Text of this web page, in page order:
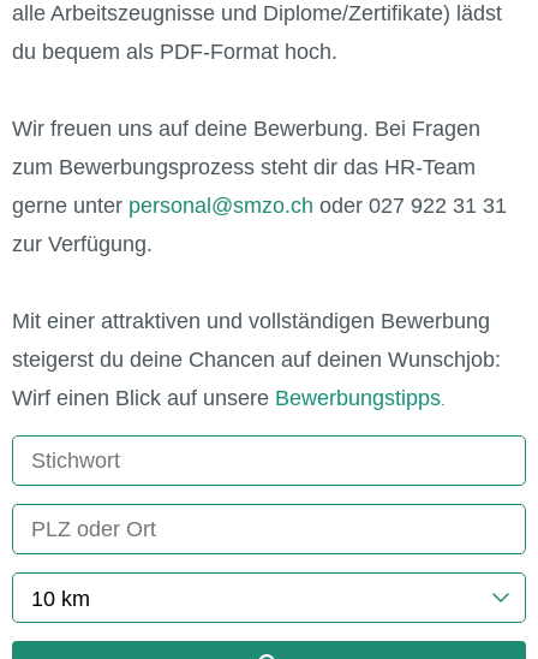
alle Arbeitszeugnisse und Diplome/Zertifikate) lädst
du bequem als PDF-Format hoch.
Wir freuen uns auf deine Bewerbung. Bei Fragen
zum Bewerbungsprozess steht dir das HR-Team
gerne unter personal@smzo.ch oder 027 922 31 31
zur Verfügung.
Mit einer attraktiven und vollständigen Bewerbung
steigerst du deine Chancen auf deinen Wunschjob:
Wirf einen Blick auf unsere Bewerbungstipps.
10 km